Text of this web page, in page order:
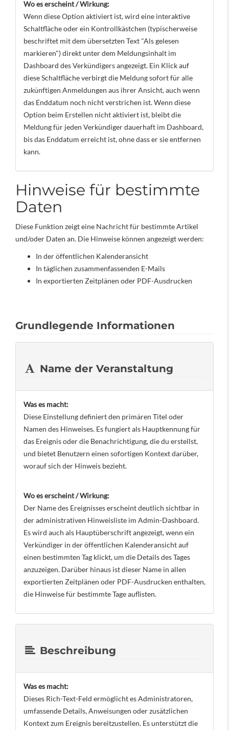
Wo es erscheint / Wirkung:
Wenn diese Option aktiviert ist, wird eine interaktive
Schaltfläche oder ein Kontrollkästchen (typischerweise
beschriftet mit dem übersetzten Text "Als gelesen
markieren") direkt unter dem Meldungsinhalt im
Dashboard des Verkündigers angezeigt. Ein Klick auf
diese Schaltfläche verbirgt die Meldung sofort für alle
zukünftigen Anmeldungen aus ihrer Ansicht, auch wenn
das Enddatum noch nicht verstrichen ist. Wenn diese
Option beim Erstellen nicht aktiviert ist, bleibt die
Meldung für jeden Verkündiger dauerhaft im Dashboard,
bis das Enddatum erreicht ist, ohne dass er sie entfernen
kann.
Hinweise für bestimmte
Daten
Diese Funktion zeigt eine Nachricht für bestimmte Artikel
und/oder Daten an. Die Hinweise können angezeigt werden:
In der öffentlichen Kalenderansicht
In täglichen zusammenfassenden E-Mails
In exportierten Zeitplänen oder PDF-Ausdrucken
Grundlegende Informationen
Name der Veranstaltung
Was es macht:
Diese Einstellung definiert den primären Titel oder
Namen des Hinweises. Es fungiert als Hauptkennung für
das Ereignis oder die Benachrichtigung, die du erstellst,
und bietet Benutzern einen sofortigen Kontext darüber,
worauf sich der Hinweis bezieht.
Wo es erscheint / Wirkung:
Der Name des Ereignisses erscheint deutlich sichtbar in
der administrativen Hinweisliste im Admin-Dashboard.
Es wird auch als Hauptüberschrift angezeigt, wenn ein
Verkündiger in der öffentlichen Kalenderansicht auf
einen bestimmten Tag klickt, um die Details des Tages
anzuzeigen. Darüber hinaus ist dieser Name in allen
exportierten Zeitplänen oder PDF-Ausdrucken enthalten,
die Hinweise für bestimmte Tage auflisten.
Beschreibung
Was es macht:
Dieses Rich-Text-Feld ermöglicht es Administratoren,
umfassende Details, Anweisungen oder zusätzlichen
Kontext zum Ereignis bereitzustellen. Es unterstützt die